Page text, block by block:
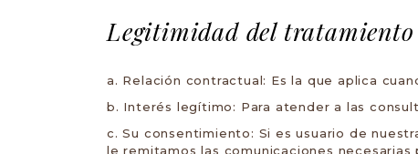
Legitimidad del tratamiento
Relación contractual: Es la que aplica
Interés legítimo: Para atender a las
Su consentimiento: Si es usuario de
le remitamos las comunicaciones